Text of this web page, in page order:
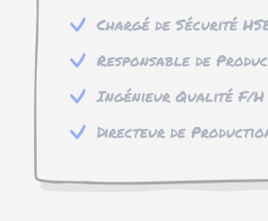
Chargé de Sécurité
Responsable de
Ingénieur Qualité F/H
Directeur de